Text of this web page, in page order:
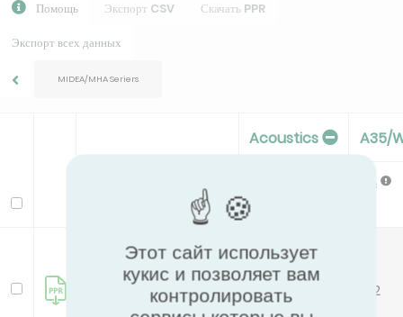
Помощь Экспорт CSV Скачать PPR
Экспорт всех данных
MIDEA/MHA Seriers
Acoustics A35/
dB(A)
Pc
MHA-V10W/D2N8-B
/ HB-
A100/C****GN8-B
60 8.2
Этот сайт использует
кукис и позволяет вам
контролировать